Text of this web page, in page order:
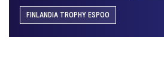
FINLANDIA TROPHY ESPOO